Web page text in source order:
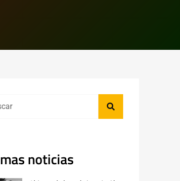
noticias